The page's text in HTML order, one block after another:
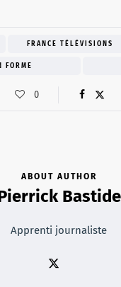
FRANCE TÉLÉVISIONS
FORME
0
ABOUT AUTHOR
Bastide
Apprenti journaliste